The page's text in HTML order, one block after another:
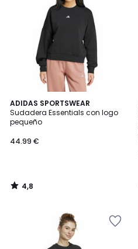
ADIDAS SPORTSWEAR
Sudadera Essentials con logo
pequeño
44.99 €
4,8
/ 5
4,8
/